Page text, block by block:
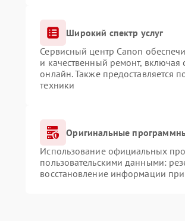
Широкий спектр услуг
Сервисный центр Canon
и качественный ремонт, включая
онлайн. Также предоставляется
техники
Оригинальные
Использование официальных
пользовательскими данными:
восстановление информации